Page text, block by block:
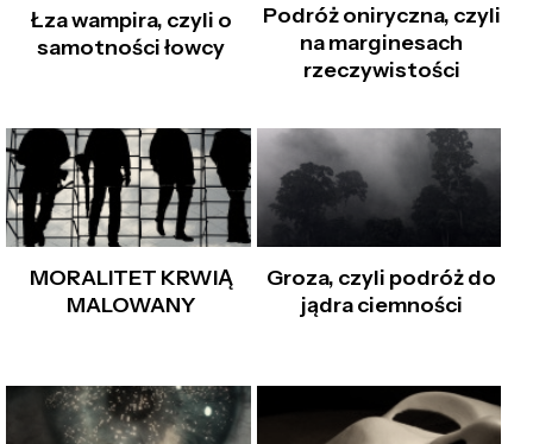
Łza wampira, czyli o
samotności łowcy
Podróż oniryczna, czyli
na marginesach
rzeczywistości
MORALITET KRWIĄ
MALOWANY
Groza, czyli podróż do
jądra ciemności